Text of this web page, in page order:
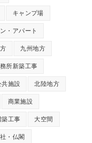
キャンプ場
・アパート
九州地方
所新築工事
共施設 北陸地方
商業施設
築工事 大空間
・仏閣